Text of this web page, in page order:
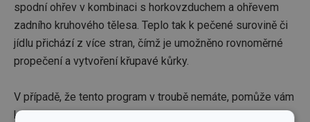
spodní ohřev v kombinaci s horkovzduchem a ohřevem
zadního kruhového tělesa. Teplo tak k pečené surovině či
jídlu přichází z více stran, čímž je umožněno rovnoměrné
propečení a vytvoření křupavé kůrky.
V případě, že tento program v troubě nemáte, pomůže vám
k rovnoměrnému propečení geniálnírošt: